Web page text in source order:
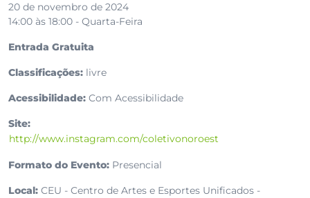
20 de novembro de 2024
14:00 às 18:00 - Quarta-Feira
Entrada Gratuita
Classificações: livre
Acessibilidade: Com Acessibilidade
Site:
http://www.instagram.com/coletivonoroest
Formato do Evento: Presencial
Local: CEU - Centro de Artes e Esportes Unificados -